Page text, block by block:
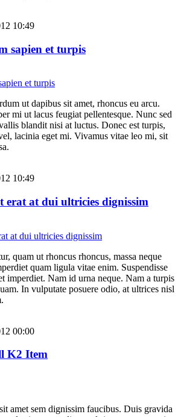
10:49
sapien et turpis
ut dapibus sit amet, rhoncus eu arcu.
mi ut lacus feugiat pellentesque. Nunc sed
blandit nisi at luctus. Donec est turpis,
lacinia eget mi. Vivamus vitae leo mi, sit
10:49
at dui ultricies dignissim
quam ut rhoncus rhoncus, massa neque
quam ligula vitae enim. Suspendisse
imperdiet. Nam id urna neque. Nam a turpis
In vulputate posuere odio, at ultrices nisl
00:00
K2 Item
amet sem dignissim faucibus. Duis gravida